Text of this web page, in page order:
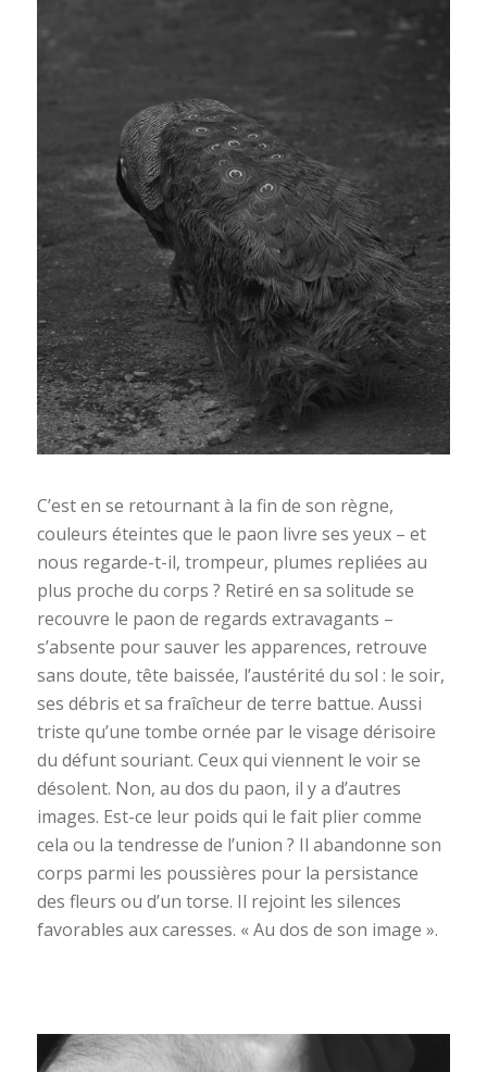
C’est en se retournant à la fin de son règne,
couleurs éteintes que le paon livre ses yeux – et
nous regarde-t-il, trompeur, plumes repliées au
plus proche du corps ? Retiré en sa solitude se
recouvre le paon de regards extravagants –
s’absente pour sauver les apparences, retrouve
sans doute, tête baissée, l’austérité du sol : le soir,
ses débris et sa fraîcheur de terre battue. Aussi
triste qu’une tombe ornée par le visage dérisoire
du défunt souriant. Ceux qui viennent le voir se
désolent. Non, au dos du paon, il y a d’autres
images. Est-ce leur poids qui le fait plier comme
cela ou la tendresse de l’union ? Il abandonne son
corps parmi les poussières pour la persistance
des fleurs ou d’un torse. Il rejoint les silences
favorables aux caresses. « Au dos de son image ».